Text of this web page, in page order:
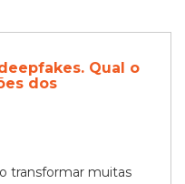
Qual o
dos
transformar muitas